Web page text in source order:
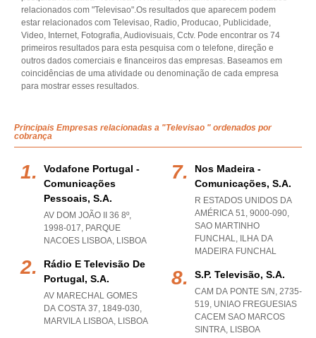
relacionados com "Televisao".Os resultados que aparecem podem
estar relacionados com Televisao, Radio, Producao, Publicidade,
Video, Internet, Fotografia, Audiovisuais, Cctv. Pode encontrar os 74
primeiros resultados para esta pesquisa com o telefone, direção e
outros dados comerciais e financeiros das empresas. Baseamos em
coincidências de uma atividade ou denominação de cada empresa
para mostrar esses resultados.
Principais Empresas relacionadas a "Televisao " ordenados por
cobrança
Vodafone Portugal -
Comunicações
Pessoais, S.a.
AV DOM JOÃO II 36 8º,
1998-017, PARQUE
NACOES LISBOA, LISBOA
Rádio E Televisão De
Portugal, S.a.
AV MARECHAL GOMES
DA COSTA 37, 1849-030,
MARVILA LISBOA, LISBOA
Nos Madeira -
Comunicações, S.a.
R ESTADOS UNIDOS DA
AMÉRICA 51, 9000-090,
SAO MARTINHO
FUNCHAL, ILHA DA
MADEIRA FUNCHAL
S.p. Televisão, S.a.
CAM DA PONTE S/N, 2735-
519, UNIAO FREGUESIAS
CACEM SAO MARCOS
SINTRA, LISBOA